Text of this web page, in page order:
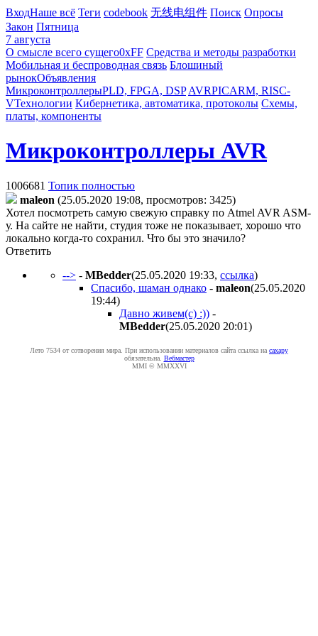
ВходНаше всё Теги codebook 无线电组件 Поиск Опросы
Закон Пятница
7 августа
О смысле всего сущего0xFF Средства и методы разработки
Мобильная и беспроводная связь Блошиный
рынокОбъявления
МикроконтроллерыPLD, FPGA, DSP AVRPICARM, RISC-
VТехнологии Кибернетика, автоматика, протоколы Схемы,
платы, компоненты
Микроконтроллеры AVR
1006681 Топик полностью
maleon (25.05.2020 19:08, просмотров: 3425)
Хотел посмотреть самую свежую справку по Atmel AVR ASM-
у. На сайте не найти, студия тоже не показывает, хорошо что
локально когда-то сохранил. Что бы это значило?
Ответить
--> - MBedder(25.05.2020 19:33, ссылка)
Спасибо, шаман однако - maleon(25.05.2020
19:44)
Давно живем(с) :)) -
MBedder(25.05.2020 20:01)
Лето 7534 от сотворения мира. При использовании материалов сайта ссылка на caxapу
обязательна. Вебмастер
MMI © MMXXVI